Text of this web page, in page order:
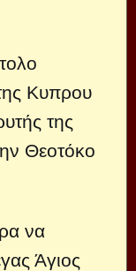
Κυπρου
της
Θεοτόκο
να
Άγιος